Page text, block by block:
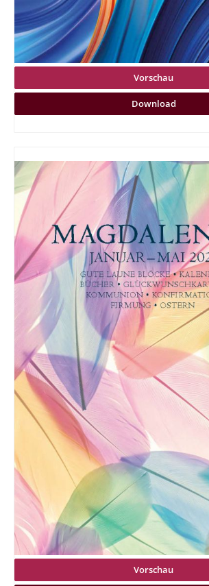
Vorschau
Download
Vorschau